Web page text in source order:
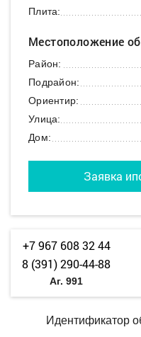
Плита:
Местоположение
Район:
Подрайон:
Ориентир:
Улица:
Дом:
Заявка
+7 967 608 32 44
8 (391) 290-44-88
Аг. 991
Идентификатор